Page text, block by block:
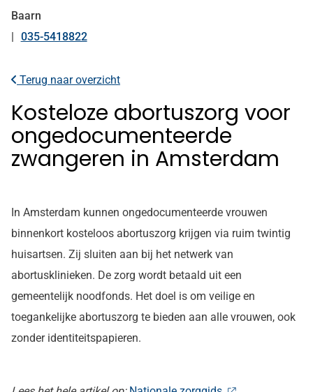
Baarn
Tel:
035-5418822
Terug naar overzicht
Kosteloze abortuszorg voor
ongedocumenteerde
zwangeren in Amsterdam
In Amsterdam kunnen ongedocumenteerde vrouwen
binnenkort kosteloos abortuszorg krijgen via ruim twintig
huisartsen. Zij sluiten aan bij het netwerk van
abortusklinieken. De zorg wordt betaald uit een
gemeentelijk noodfonds. Het doel is om veilige en
toegankelijke abortuszorg te bieden aan alle vrouwen, ook
zonder identiteitspapieren.